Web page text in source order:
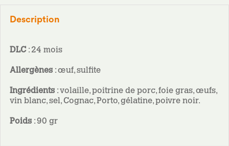
Description
DLC: 24 mois
Allergènes: œuf, sulfite
Ingrédients: volaille, poitrine de porc, foie gras, œufs,
vin blanc, sel, Cognac, Porto, gélatine, poivre noir.
Poids: 90 gr